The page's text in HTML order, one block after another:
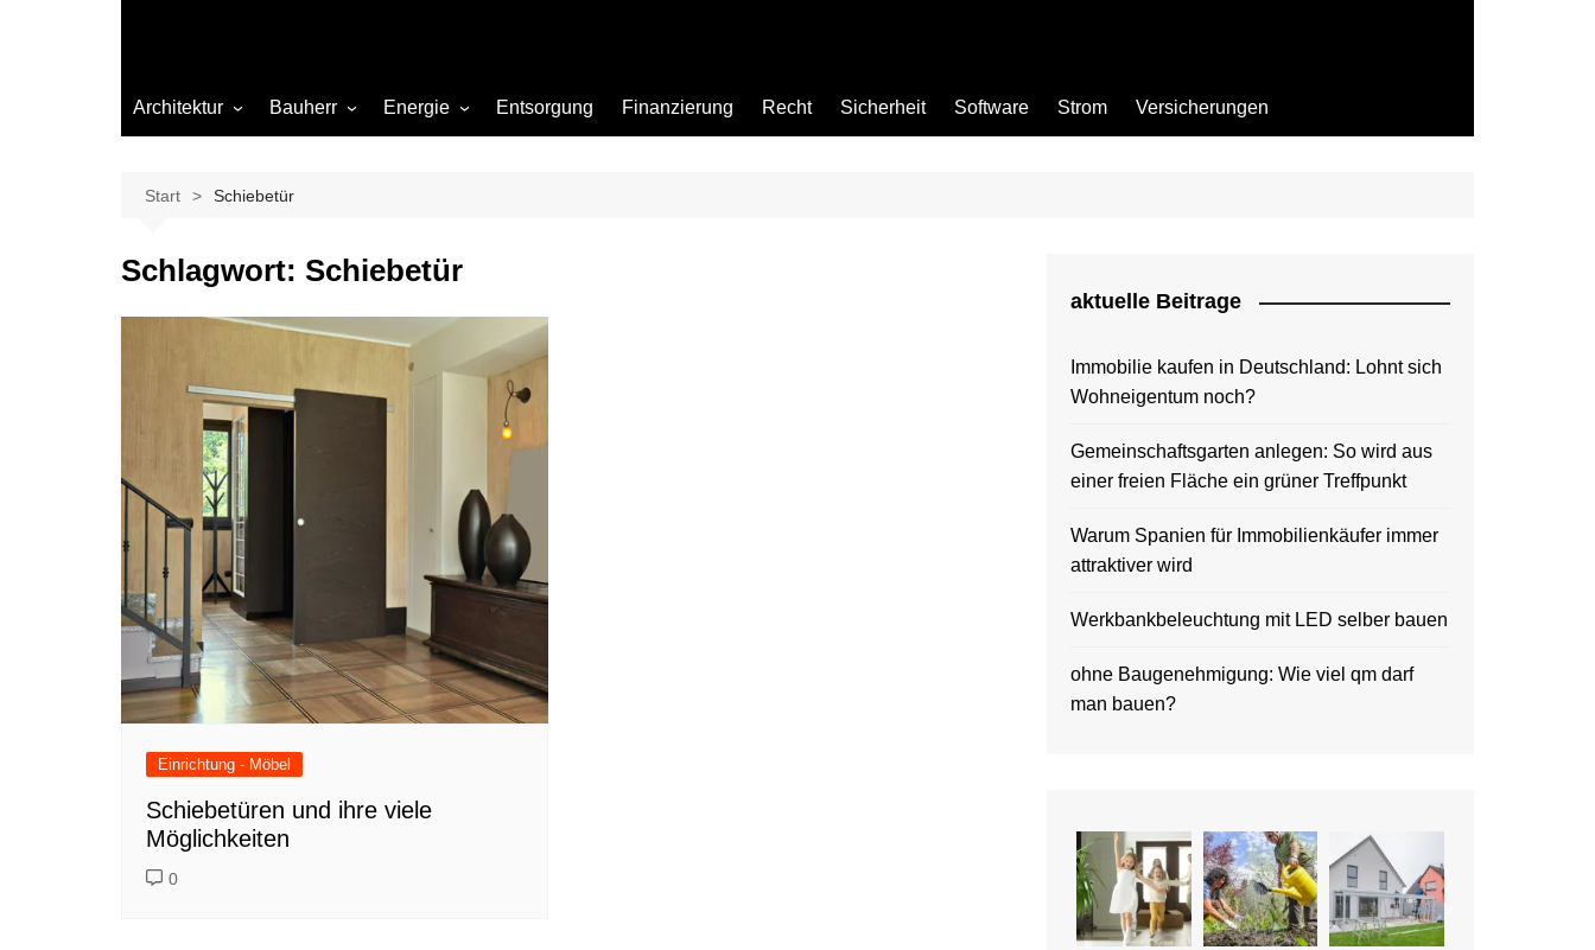
Architektur Bauherr
Beleuchtung
Garten
Küche
Materialien
Ökologisch bauen
Sanierung
Energie Entsorgung Finanzierung Recht Sicherheit Software Strom Versicherungen
Start Schiebetür
Schlagwort: Schiebetür
Einrichtung - Möbel
Schiebetüren und ihre viele
Möglichkeiten
0
aktuelle Beitrage
Immobilie kaufen in Deutschland: Lohnt sich
Wohneigentum noch?
Gemeinschaftsgarten anlegen: So wird aus
einer freien Fläche ein grüner Treffpunkt
Warum Spanien für Immobilienkäufer immer
attraktiver wird
Werkbankbeleuchtung mit LED selber bauen
ohne Baugenehmigung: Wie viel qm darf
man bauen?